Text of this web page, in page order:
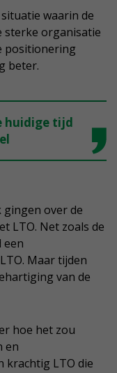
waarin de
sterke organisatie
positionering
beter.
huidige tijd
gingen over de
LTO. Net zoals de
een
Maar tijden
van de
hoe het zou
en
krachtig LTO die